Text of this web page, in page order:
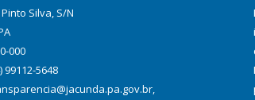
Silva, S/N
000
99112-5648